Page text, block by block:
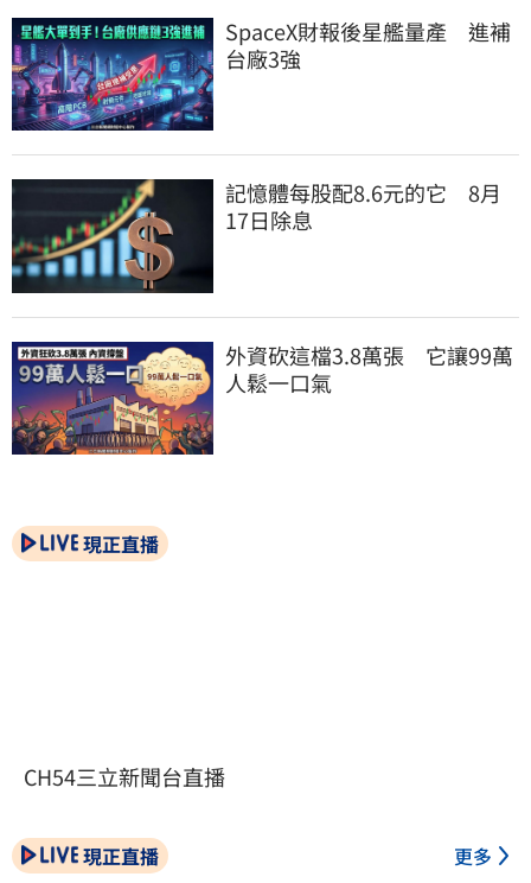
SpaceX財報後星艦量產　進補
台廠3強
記憶體每股配8.6元的它　8月
17日除息
外資砍這檔3.8萬張　它讓99萬
人鬆一口氣
現正直播
CH54三立新聞台直播
現正直播 更多